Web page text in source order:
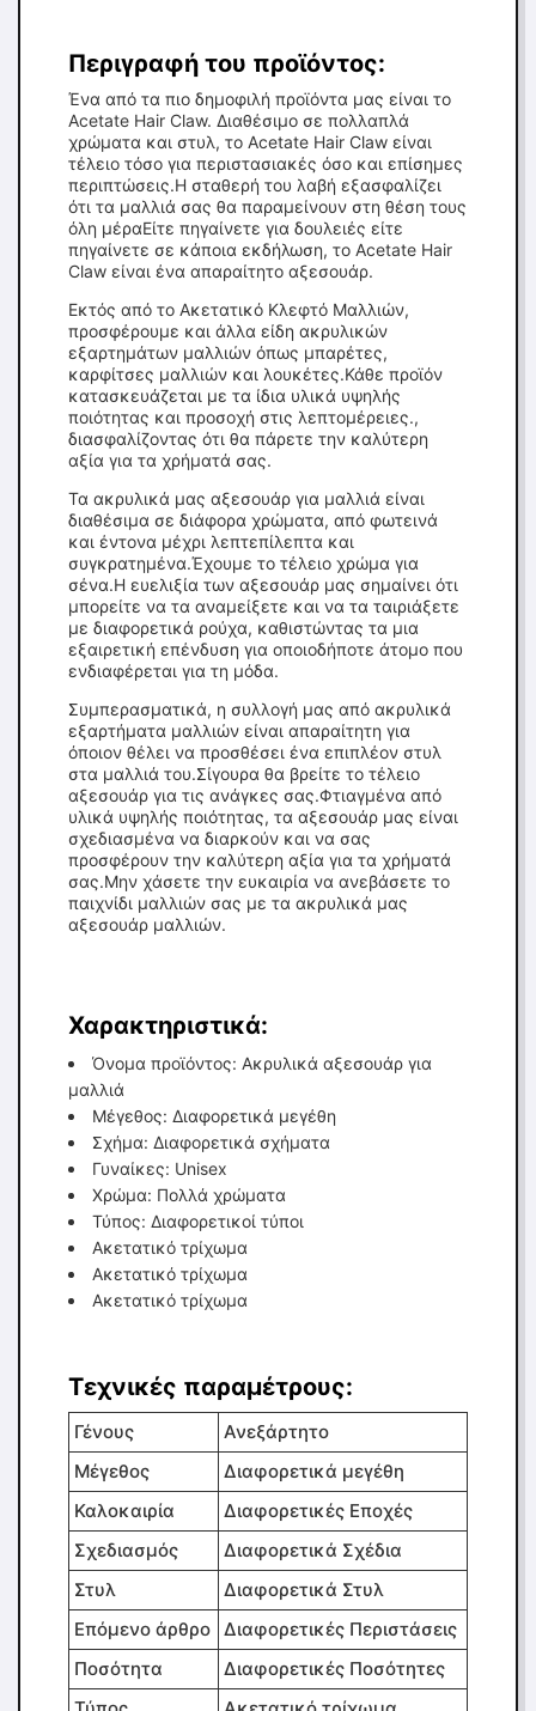
Περιγραφή του προϊόντος:
Ένα από τα πιο δημοφιλή προϊόντα μας είναι το
Acetate Hair Claw. Διαθέσιμο σε πολλαπλά
χρώματα και στυλ, το Acetate Hair Claw είναι
τέλειο τόσο για περιστασιακές όσο και επίσημες
περιπτώσεις.Η σταθερή του λαβή εξασφαλίζει
ότι τα μαλλιά σας θα παραμείνουν στη θέση τους
όλη μέραΕίτε πηγαίνετε για δουλειές είτε
πηγαίνετε σε κάποια εκδήλωση, το Acetate Hair
Claw είναι ένα απαραίτητο αξεσουάρ.
Εκτός από το Ακετατικό Κλεφτό Μαλλιών,
προσφέρουμε και άλλα είδη ακρυλικών
εξαρτημάτων μαλλιών όπως μπαρέτες,
καρφίτσες μαλλιών και λουκέτες.Κάθε προϊόν
κατασκευάζεται με τα ίδια υλικά υψηλής
ποιότητας και προσοχή στις λεπτομέρειες.,
διασφαλίζοντας ότι θα πάρετε την καλύτερη
αξία για τα χρήματά σας.
Τα ακρυλικά μας αξεσουάρ για μαλλιά είναι
διαθέσιμα σε διάφορα χρώματα, από φωτεινά
και έντονα μέχρι λεπτεπίλεπτα και
συγκρατημένα.Έχουμε το τέλειο χρώμα για
σένα.Η ευελιξία των αξεσουάρ μας σημαίνει ότι
μπορείτε να τα αναμείξετε και να τα ταιριάξετε
με διαφορετικά ρούχα, καθιστώντας τα μια
εξαιρετική επένδυση για οποιοδήποτε άτομο που
ενδιαφέρεται για τη μόδα.
Συμπερασματικά, η συλλογή μας από ακρυλικά
εξαρτήματα μαλλιών είναι απαραίτητη για
όποιον θέλει να προσθέσει ένα επιπλέον στυλ
στα μαλλιά του.Σίγουρα θα βρείτε το τέλειο
αξεσουάρ για τις ανάγκες σας.Φτιαγμένα από
υλικά υψηλής ποιότητας, τα αξεσουάρ μας είναι
σχεδιασμένα να διαρκούν και να σας
προσφέρουν την καλύτερη αξία για τα χρήματά
σας.Μην χάσετε την ευκαιρία να ανεβάσετε το
παιχνίδι μαλλιών σας με τα ακρυλικά μας
αξεσουάρ μαλλιών.
Χαρακτηριστικά:
Όνομα προϊόντος: Ακρυλικά αξεσουάρ για
μαλλιά
Μέγεθος: Διαφορετικά μεγέθη
Σχήμα: Διαφορετικά σχήματα
Γυναίκες: Unisex
Χρώμα: Πολλά χρώματα
Τύπος: Διαφορετικοί τύποι
Ακετατικό τρίχωμα
Ακετατικό τρίχωμα
Ακετατικό τρίχωμα
Τεχνικές παραμέτρους:
Γένους
Ανεξάρτητο
Μέγεθος
Διαφορετικά μεγέθη
Καλοκαιρία
Διαφορετικές Εποχές
Σχεδιασμός
Διαφορετικά Σχέδια
Στυλ
Διαφορετικά Στυλ
Επόμενο άρθρο Διαφορετικές Περιστάσεις
Ποσότητα
Διαφορετικές Ποσότητες